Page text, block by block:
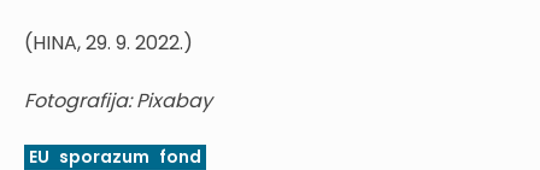
(HINA, 29. 9. 2022.)
Fotografija: Pixabay
EU sporazum fond